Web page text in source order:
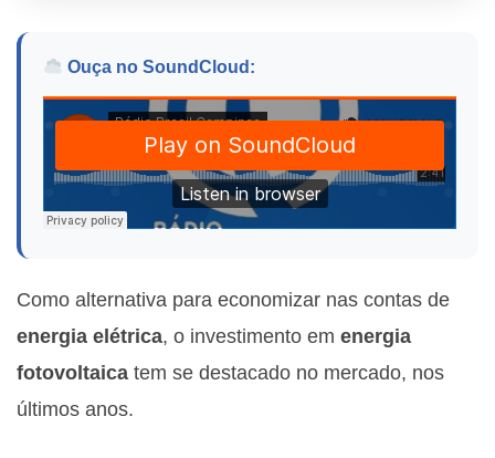
Ouça no SoundCloud:
Como alternativa para economizar nas contas de
energia elétrica, o investimento em energia
fotovoltaica tem se destacado no mercado, nos
últimos anos.